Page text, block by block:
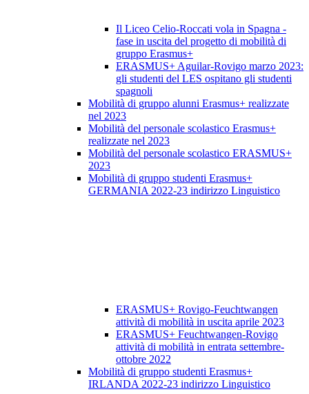
Il Liceo Celio-Roccati vola in Spagna -
fase in uscita del progetto di mobilità di
gruppo Erasmus+
ERASMUS+ Aguilar-Rovigo marzo 2023:
gli studenti del LES ospitano gli studenti
spagnoli
Mobilità di gruppo alunni Erasmus+ realizzate
nel 2023
Mobilità del personale scolastico Erasmus+
realizzate nel 2023
Mobilità del personale scolastico ERASMUS+
2023
Mobilità di gruppo studenti Erasmus+
GERMANIA 2022-23 indirizzo Linguistico
ERASMUS+ Rovigo-Feuchtwangen
attività di mobilità in uscita aprile 2023
ERASMUS+ Feuchtwangen-Rovigo
attività di mobilità in entrata settembre-
ottobre 2022
Mobilità di gruppo studenti Erasmus+
IRLANDA 2022-23 indirizzo Linguistico